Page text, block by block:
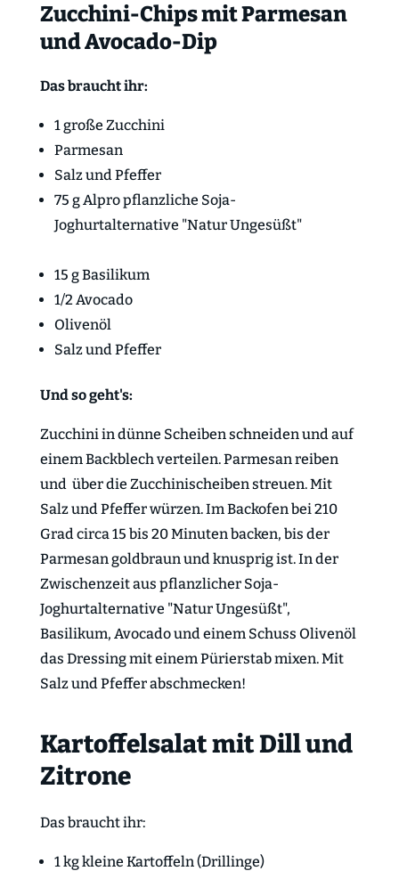
Zucchini-Chips mit Parmesan
und Avocado-Dip
Das braucht ihr:
1 große Zucchini
Parmesan
Salz und Pfeffer
75 g Alpropflanzliche Soja-
Joghurtalternative "Natur Ungesüßt"
15 g Basilikum
1/2 Avocado
Olivenöl
Salz und Pfeffer
Und so geht's:
Zucchini in dünne Scheiben schneiden und auf
einem Backblech verteilen. Parmesan reiben
und über die Zucchinischeiben streuen. Mit
Salz und Pfeffer würzen. Im Backofen bei 210
Grad circa 15 bis 20 Minuten backen, bis der
Parmesan goldbraun und knusprig ist. In der
Zwischenzeit aus pflanzlicher Soja-
Joghurtalternative "Natur Ungesüßt",
Basilikum, Avocado und einem Schuss Olivenöl
das Dressing mit einem Pürierstab mixen. Mit
Salz und Pfeffer abschmecken!
Kartoffelsalat mit Dill und
Zitrone
Das braucht ihr:
1 kg kleine Kartoffeln (Drillinge)